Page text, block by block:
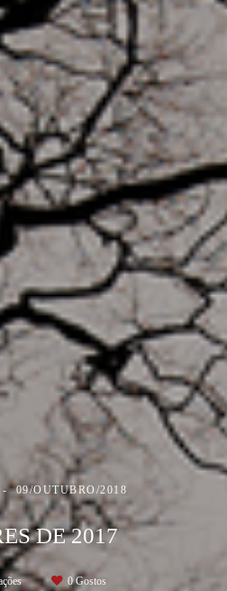
09/OUTUBRO/2018
DE 2017
0Gostos